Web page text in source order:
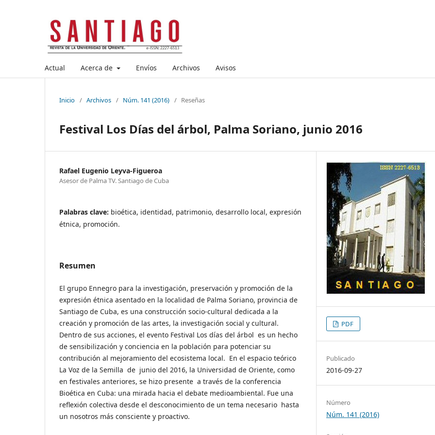
Actual Acerca de Envíos Archivos Avisos
Inicio / Archivos / Núm. 141 (2016) / Reseñas
Festival Los Días del árbol, Palma Soriano, junio 2016
Rafael Eugenio Leyva-Figueroa
Asesor de Palma TV. Santiago de Cuba
Palabras clave: bioética, identidad, patrimonio, desarrollo local, expresión
étnica, promoción.
Resumen
El grupo Ennegro para la investigación, preservación y promoción de la
expresión étnica asentado en la localidad de Palma Soriano, provincia de
Santiago de Cuba, es una construcción socio-cultural dedicada a la
creación y promoción de las artes, la investigación social y cultural.
Dentro de sus acciones, el evento Festival Los días del árbol es un hecho
de sensibilización y conciencia en la población para potenciar su
contribución al mejoramiento del ecosistema local. En el espacio teórico
La Voz de la Semilla de junio del 2016, la Universidad de Oriente, como
en festivales anteriores, se hizo presente a través de la conferencia
Bioética en Cuba: una mirada hacia el debate medioambiental. Fue una
reflexión colectiva desde el desconocimiento de un tema necesario hasta
un nosotros más consciente y proactivo.
PDF
Publicado
2016-09-27
Número
Núm. 141 (2016)